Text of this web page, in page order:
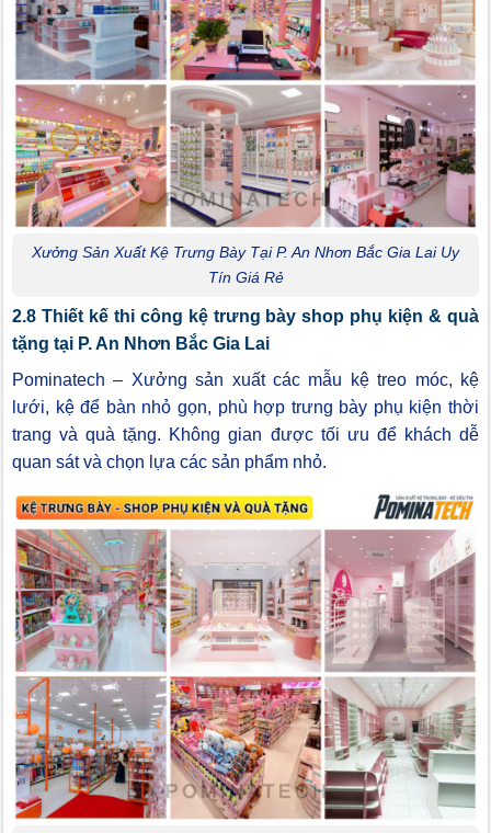
Xưởng Sản Xuất Kệ Trưng Bày Tại P. An Nhơn Bắc Gia Lai Uy
Tín Giá Rẻ
2.8 Thiết kế thi công kệ trưng bày shop phụ kiện & quà
tặng tại P. An Nhơn Bắc Gia Lai
Pominatech – Xưởng sản xuất các mẫu kệ treo móc, kệ
lưới, kệ để bàn nhỏ gọn, phù hợp trưng bày phụ kiện thời
trang và quà tặng. Không gian được tối ưu để khách dễ
quan sát và chọn lựa các sản phẩm nhỏ.